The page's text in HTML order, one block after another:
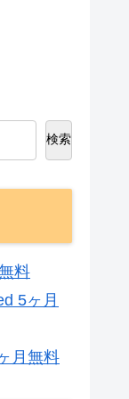
検索
料
5ヶ月
月無料